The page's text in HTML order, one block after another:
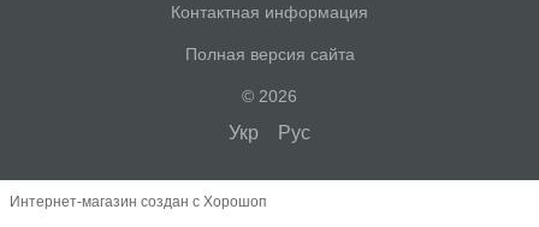
Контактная информация
Полная версия сайта
© 2026
Укр Рус
Интернет-магазин создан с Хорошоп